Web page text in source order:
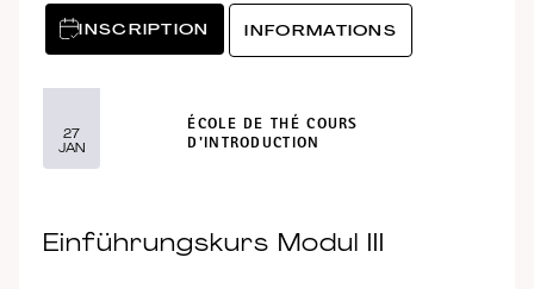
INSCRIPTION INFORMATIONS
27
JAN
ÉCOLE DE THÉ COURS
D'INTRODUCTION
Einführungskurs Modul III